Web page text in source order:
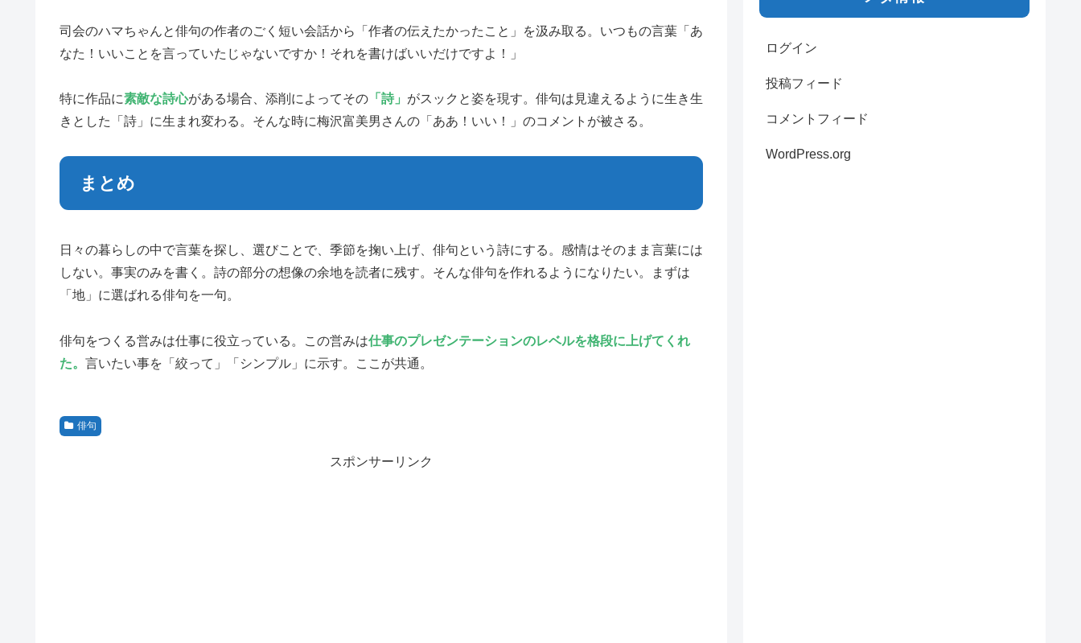
司会のハマちゃんと俳句の作者のごく短い会話から「作者の伝えたかったこと」を汲み取る。いつもの言葉「あ
なた！いいことを言っていたじゃないですか！それを書けばいいだけですよ！」
特に作品に素敵な詩心がある場合、添削によってその 「詩」 がスックと姿を現す。俳句は見違えるように生き生
きとした「詩」に生まれ変わる。そんな時に梅沢富美男さんの「ああ！いい！」のコメントが被さる。
まとめ
日々の暮らしの中で言葉を探し、選びことで、季節を掬い上げ、俳句という詩にする。感情はそのまま言葉には
しない。事実のみを書く。詩の部分の想像の余地を読者に残す。そんな俳句を作れるようになりたい。まずは
「地」に選ばれる俳句を一句。
俳句をつくる営みは仕事に役立っている。この営みは仕事のプレゼンテーションのレベルを格段に上げてくれ
た。 言いたい事を「絞って」「シンプル」に示す。ここが共通。
俳句
スポンサーリンク
ログイン
投稿フィード
コメントフィード
WordPress.org